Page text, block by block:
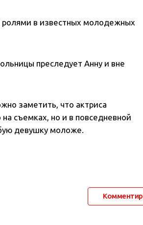
ролями в известных молодежных
преследует Анну и вне
заметить, что актриса
съемках, но и в повседневной
девушку моложе.